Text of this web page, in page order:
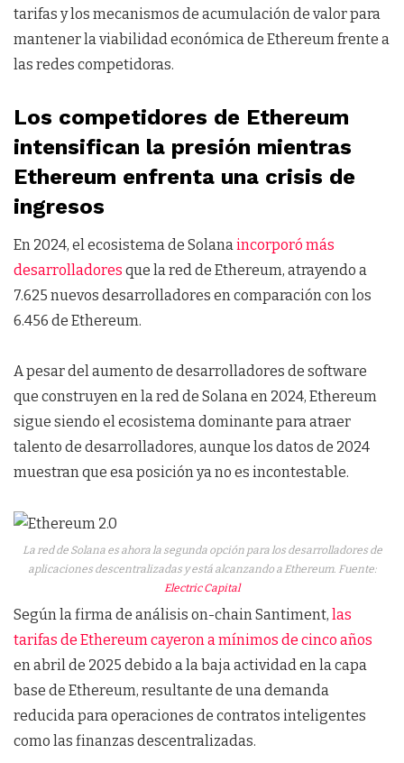
tarifas y los mecanismos de acumulación de valor para
mantener la viabilidad económica de Ethereum frente a
las redes competidoras.
Los competidores de Ethereum
intensifican la presión mientras
Ethereum enfrenta una crisis de
ingresos
En 2024, el ecosistema de Solana incorporó más
desarrolladores que la red de Ethereum, atrayendo a
7.625 nuevos desarrolladores en comparación con los
6.456 de Ethereum.
A pesar del aumento de desarrolladores de software
que construyen en la red de Solana en 2024, Ethereum
sigue siendo el ecosistema dominante para atraer
talento de desarrolladores, aunque los datos de 2024
muestran que esa posición ya no es incontestable.
La red de Solana es ahora la segunda opción para los desarrolladores de
aplicaciones descentralizadas y está alcanzando a Ethereum. Fuente:
Electric Capital
Según la firma de análisis on-chain Santiment, las
tarifas de Ethereum cayeron a mínimos de cinco años
en abril de 2025 debido a la baja actividad en la capa
base de Ethereum, resultante de una demanda
reducida para operaciones de contratos inteligentes
como las finanzas descentralizadas.